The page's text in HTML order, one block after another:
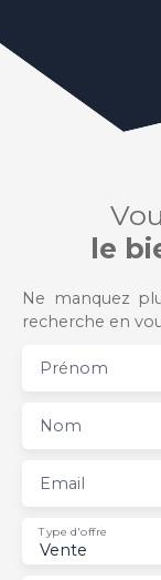
le
Ne manquez
recherche en
Prénom
Nom
Email
Vente
Type d'offre